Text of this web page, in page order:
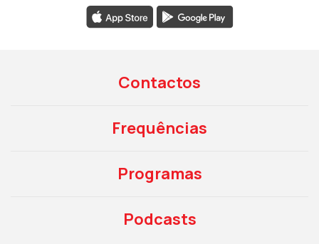
Contactos
Frequências
Programas
Podcasts